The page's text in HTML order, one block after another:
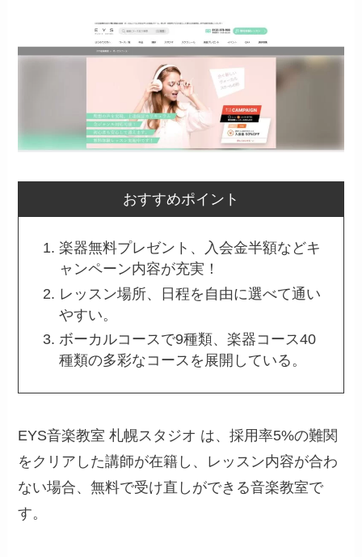
おすすめポイント
楽器無料プレゼント、入会金半額などキ
ャンペーン内容が充実！
レッスン場所、日程を自由に選べて通い
やすい。
ボーカルコースで9種類、楽器コース40
種類の多彩なコースを展開している。
EYS音楽教室 札幌スタジオ は、採用率5%の難関
をクリアした講師が在籍し、レッスン内容が合わ
ない場合、無料で受け直しができる音楽教室で
す。